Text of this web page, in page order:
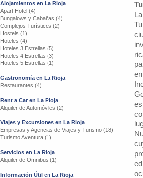
Alojamientos en La Rioja
Apart Hotel (4)
Bungalows y Cabañas (4)
Complejos Turísticos (2)
Hostels (1)
Hoteles (4)
Hoteles 3 Estrellas (5)
Hoteles 4 Estrellas (3)
Hoteles 5 Estrellas (1)
Gastronomía en La Rioja
Restaurantes (4)
Rent a Car en La Rioja
Alquiler de Automóviles (2)
Viajes y Excursiones en La Rioja
Empresas y Agencias de Viajes y Turismo (18)
Turismo Aventura (1)
Servicios en La Rioja
Alquiler de Omnibus (1)
Información Útil en La Rioja